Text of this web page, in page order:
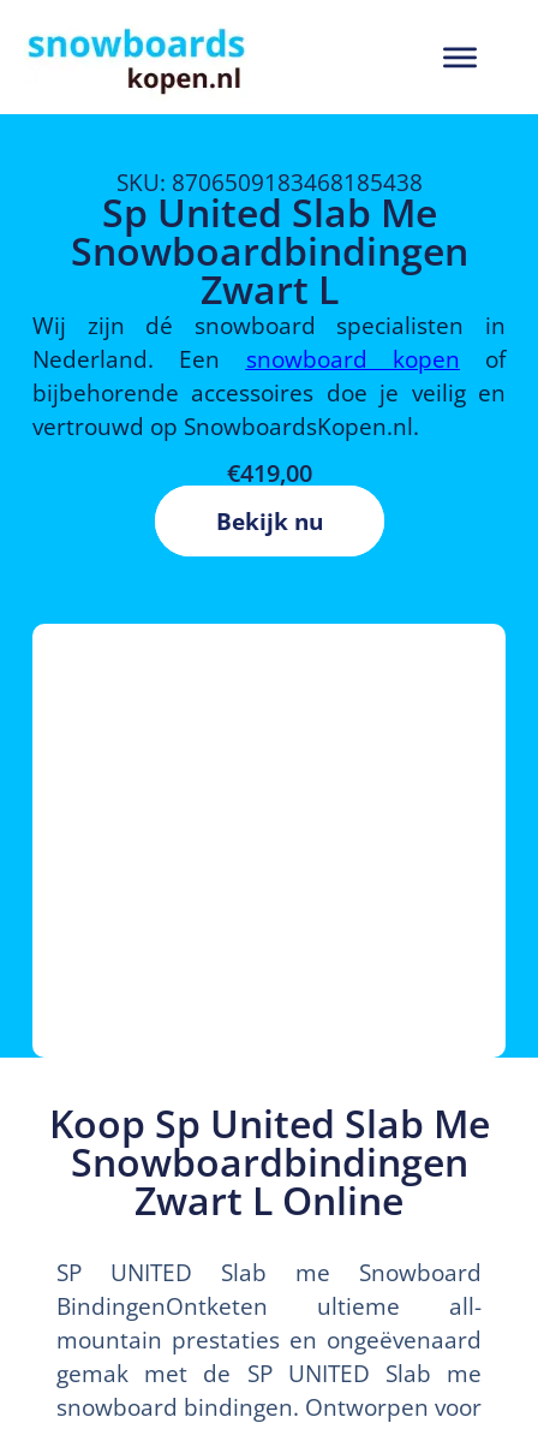
SKU: 8706509183468185438
Sp United Slab Me
Snowboardbindingen
Zwart L
Wij zijn dé snowboard specialisten in
Nederland. Een snowboard kopen of
bijbehorende accessoires doe je veilig en
vertrouwd op SnowboardsKopen.nl.
€419,00
Bekijk nu
Koop Sp United Slab Me
Snowboardbindingen
Zwart L Online
SP UNITED Slab me Snowboard
BindingenOntketen ultieme all-
mountain prestaties en ongeëvenaard
gemak met de SP UNITED Slab me
snowboard bindingen. Ontworpen voor